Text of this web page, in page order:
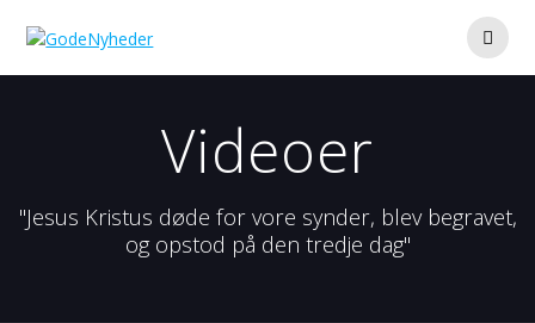
Videoer
"Jesus Kristus døde for vore synder, blev begravet,
og opstod på den tredje dag"